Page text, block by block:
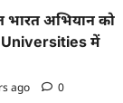
अभियान को
Universities में
ago 0